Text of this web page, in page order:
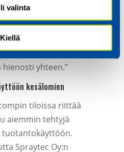
valinta
Kiellä
että Relicompilla
ei ole todellakaan
vaan koko
yhteen.”
kesälomien
tiloissa riittää
aiemmin tehtyjä
Spraytec Oy:n